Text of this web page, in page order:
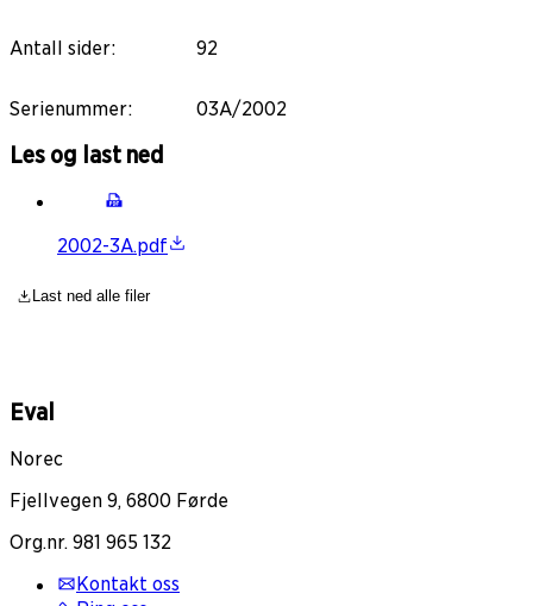
Antall sider: 92
Serienummer: 03A/2002
Les og last ned
2002-3A.pdf
Last ned alle filer
Eval
Norec
Fjellvegen 9, 6800 Førde
Org.nr. 981 965 132
Kontakt oss